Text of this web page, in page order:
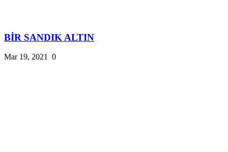
BİR SANDIK ALTIN
Mar 19, 2021 0